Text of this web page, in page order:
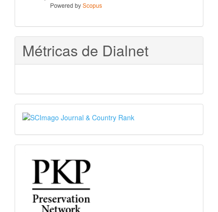
Métricas de Dialnet
SJR
PKP